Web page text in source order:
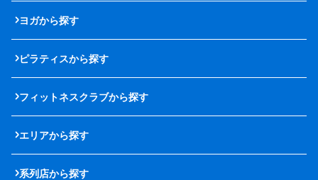
ヨガから探す
ピラティスから探す
フィットネスクラブから探す
エリアから探す
系列店から探す